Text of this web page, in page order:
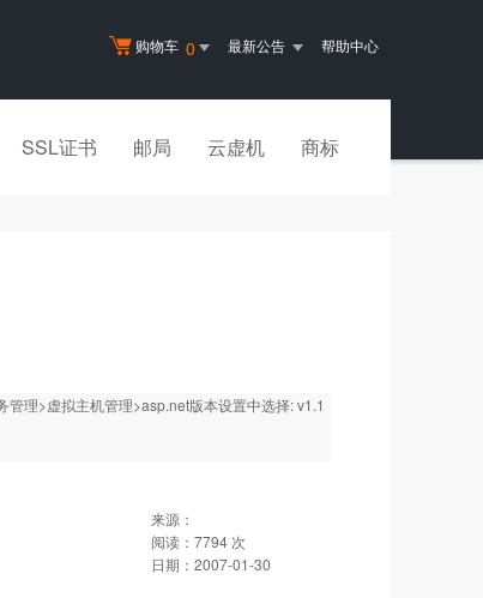
购物车 0 最新公告 帮助中心
SSL证书 邮局 云虚机 商标
理>虚拟主机管理>asp.net版本设置中选择: v1.1
来源：
阅读： 7794 次
日期： 2007-01-30